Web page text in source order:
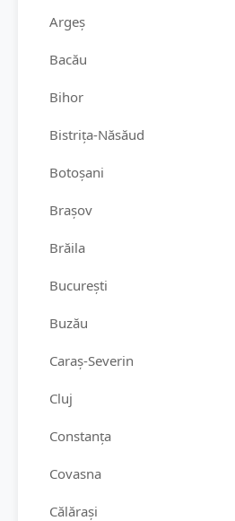
Argeș
Bacău
Bihor
Bistrița-Năsăud
Botoșani
Brașov
Brăila
București
Buzău
Caraș-Severin
Cluj
Constanța
Covasna
Călărași